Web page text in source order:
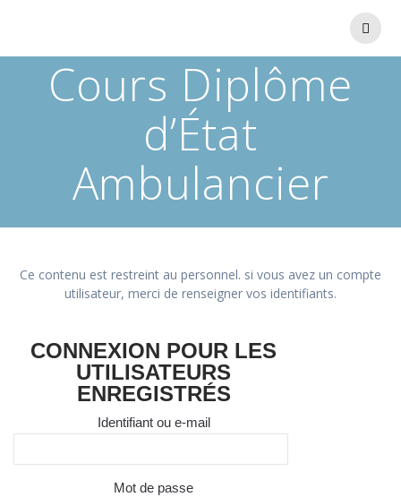
Cours Diplôme
d’État
Ambulancier
Ce contenu est restreint au personnel. si vous avez un compte
utilisateur, merci de renseigner vos identifiants.
CONNEXION POUR LES
UTILISATEURS
ENREGISTRÉS
Identifiant ou e-mail
Mot de passe